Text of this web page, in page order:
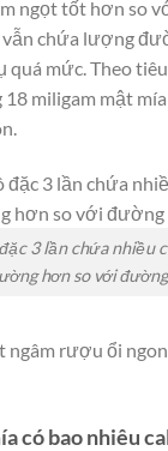
ngọt tốt hơn so
chứa lượng
quá mức. Theo
miligam mật
3 lần chứa nhiều
hơn so với
ngâm rượu ổi
có bao nhiêu